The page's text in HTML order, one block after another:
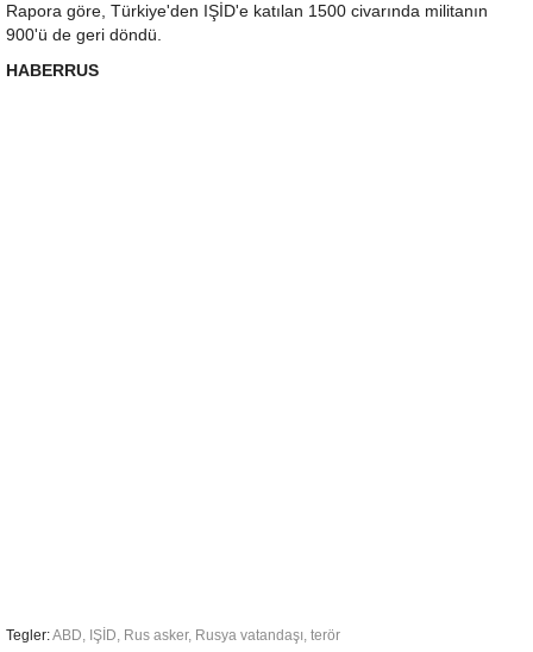
Rapora göre, Türkiye'den IŞİD'e katılan 1500 civarında militanın
900'ü de geri döndü.
HABERRUS
Tegler:ABD, IŞİD, Rus asker, Rusya vatandaşı, terör